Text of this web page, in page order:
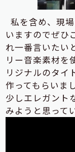
私を含め、現
いますのでぜひ
れ一番言いたい
リー音楽素材を
リジナルのタイ
作ってもらい
少しエレガント
みようと思って